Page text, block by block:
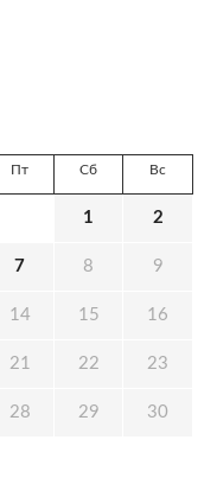
Пт Сб Вс
1 2
7 8 9
14 15 16
21 22 23
28 29 30